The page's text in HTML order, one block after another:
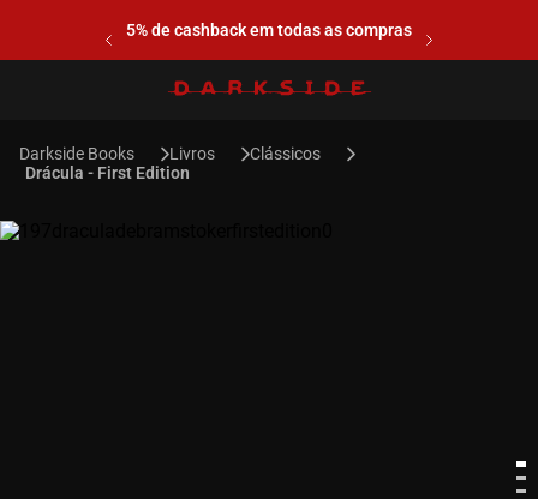
5% de cashback em todas as compras
Livros
Clássicos
Drácula - First Edition